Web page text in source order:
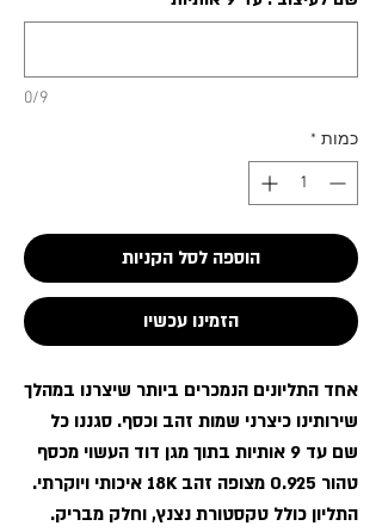
0/9
כמות *
הוספה לסל הקניות
הזמינו עכשיו
אחד התליונים הנמכרים ביותר שיצרנו במהלך
שירותינו כיצרני שמות זהב וכסף. סגננו כל
שם עד 9 אותיות בתוך מגן דוד העשוי מכסף
טהור 0.925 מצופה זהב 18K איכותי ויוקרתי.
התליון כולל טקסטורת נצנץ, וחלק מבריק.